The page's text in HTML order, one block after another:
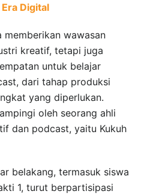
Digital
wawasan
kreatif, tetapi juga
untuk belajar
dari tahap produksi
yang diperlukan.
oleh seorang ahli
dan podcast, yaitu Kukuh
belakang, termasuk siswa
1, turut berpartisipasi